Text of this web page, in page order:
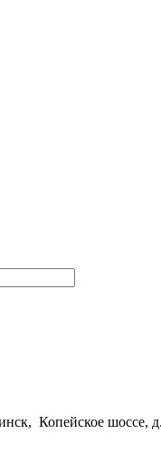
Копейское шоссе,